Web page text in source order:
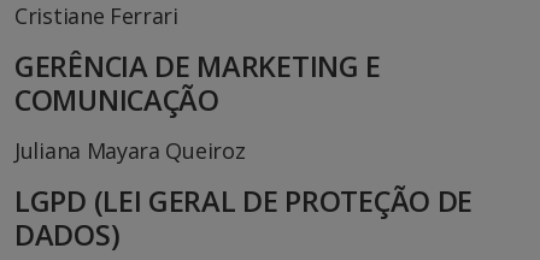
Cristiane Ferrari
GERÊNCIA DE MARKETING E
COMUNICAÇÃO
Juliana Mayara Queiroz
LGPD (LEI GERAL DE PROTEÇÃO DE
DADOS)